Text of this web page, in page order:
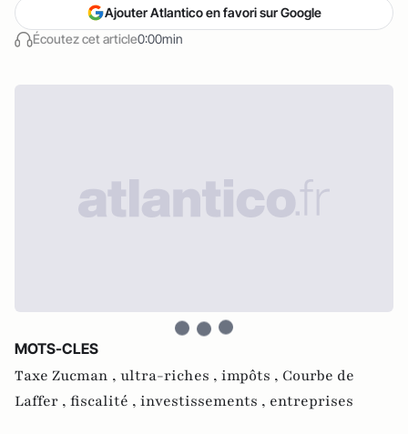
Écoutez cet article0:00min
Ajouter Atlantico en favori sur Google
MOTS-CLES
Taxe Zucman , ultra-riches , impôts , Courbe de
Laffer , fiscalité , investissements , entreprises